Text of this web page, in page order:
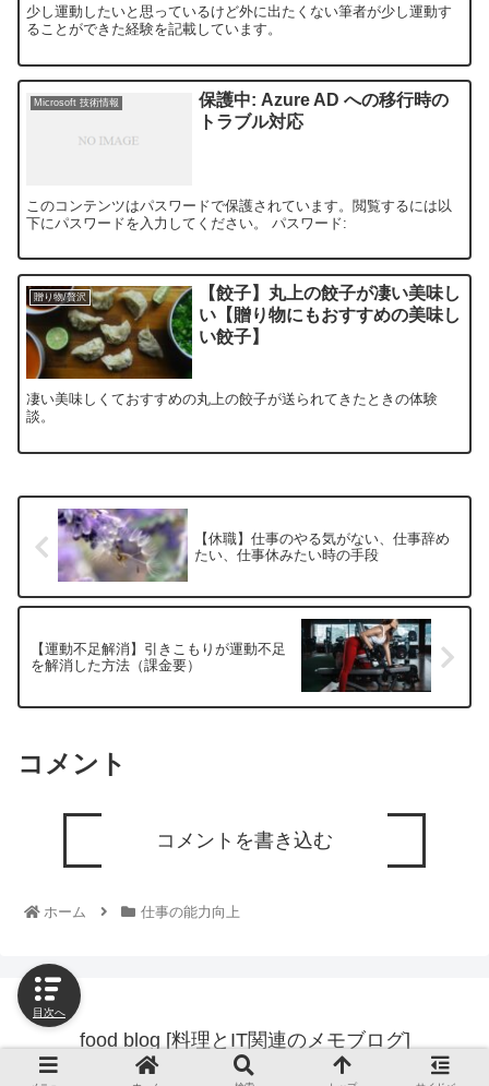
少し運動したいと思っているけど外に出たくない筆者が少し運動す
ることができた経験を記載しています。
Microsoft 技術情報
保護中: Azure AD への移行時の
トラブル対応
このコンテンツはパスワードで保護されています。閲覧するには以
下にパスワードを入力してください。 パスワード:
贈り物/贅沢
【餃子】丸上の餃子が凄い美味し
い【贈り物にもおすすめの美味し
い餃子】
凄い美味しくておすすめの丸上の餃子が送られてきたときの体験
談。
【休職】仕事のやる気がない、仕事辞め
たい、仕事休みたい時の手段
【運動不足解消】引きこもりが運動不足
を解消した方法（課金要）
コメント
コメントを書き込む
ホーム 仕事の能力向上
food blog [料理とIT関連のメモブログ]
© 2021 food blog [料理とIT関連のメモブログ].
目次へ